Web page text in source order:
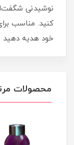
نوشیدنی
کنید. مناسب
خود هدیه دهید
محصولات